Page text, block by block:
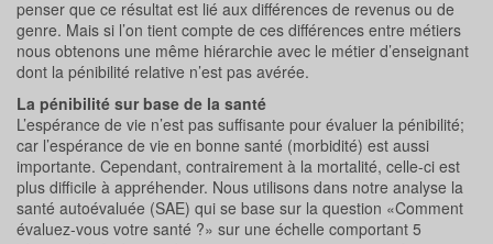
penser que ce résultat est lié aux différences de revenus ou de
genre. Mais si l’on tient compte de ces différences entre métiers
nous obtenons une même hiérarchie avec le métier d’enseignant
dont la pénibilité relative n’est pas avérée.
La pénibilité sur base de la santé
L’espérance de vie n’est pas suffisante pour évaluer la pénibilité;
car l’espérance de vie en bonne santé (morbidité) est aussi
importante. Cependant, contrairement à la mortalité, celle-ci est
plus difficile à appréhender. Nous utilisons dans notre analyse la
santé autoévaluée (SAE) qui se base sur la question «Comment
évaluez-vous votre santé ?» sur une échelle comportant 5